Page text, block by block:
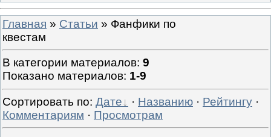
Главная » Статьи » Фанфики по
квестам
В категории материалов: 9
Показано материалов: 1-9
Сортировать по: Дате · Названию · Рейтингу ·
Комментариям · Просмотрам